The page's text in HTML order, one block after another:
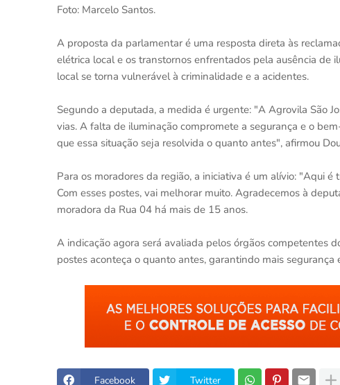
Foto: Marcelo Santos.
A proposta da parlamentar é uma resposta direta às
elétrica local e os transtornos enfrentados pela ausência
local se torna vulnerável à criminalidade e a acidentes.
Segundo a deputada, a medida é urgente: "A Agrovila São
vias. A falta de iluminação compromete a segurança e o
que essa situação seja resolvida o quanto antes", afirmou
Para os moradores da região, a iniciativa é um alívio: "Aqui
Com esses postes, vai melhorar muito. Agradecemos à
moradora da Rua 04 há mais de 15 anos.
A indicação agora será avaliada pelos órgãos competentes
postes aconteça o quanto antes, garantindo mais
Facebook Twitter